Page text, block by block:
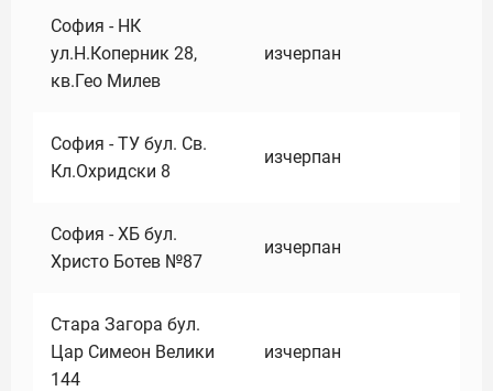
София - НК
ул.Н.Коперник 28,
кв.Гео Милев
изчерпан
София - ТУ бул. Св.
Кл.Охридски 8
изчерпан
София - ХБ бул.
Христо Ботев №87
изчерпан
Стара Загора бул.
Цар Симеон Велики
144
изчерпан